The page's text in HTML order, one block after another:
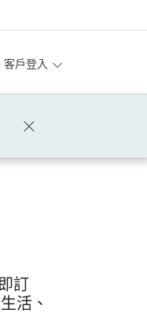
客戶登入
訂
活、